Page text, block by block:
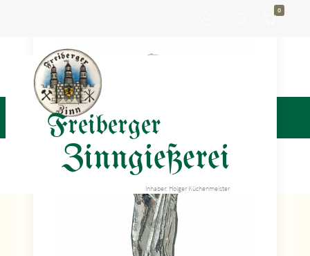
Freiberger
Zinngießerei
Inhaber: Holger Küchenmeister
0